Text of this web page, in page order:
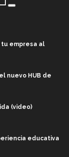
tu empresa al
nuevo HUB de
(video)
educativa